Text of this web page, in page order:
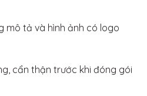
mô tả và hình ảnh có logo
cẩn thận trước khi đóng gói